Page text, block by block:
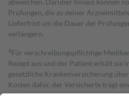
abweichen. Darüber hinaus können
Prüfungen, die zu deiner
Lieferfrist um die Dauer der
verlängern.
4Für verschreibungspflichtige
Rezept aus und der Patient erhält sie
gesetzliche Krankenversicherung
Kosten dafür, der Versicherte trägt
mit.